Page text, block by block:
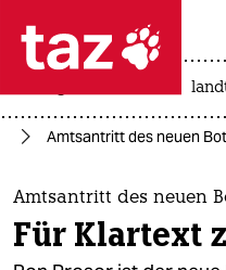
 taz
taz zahl
themen
politik
Amtsantritt des neuen
Amtsantritt des neuen
Für Klartext